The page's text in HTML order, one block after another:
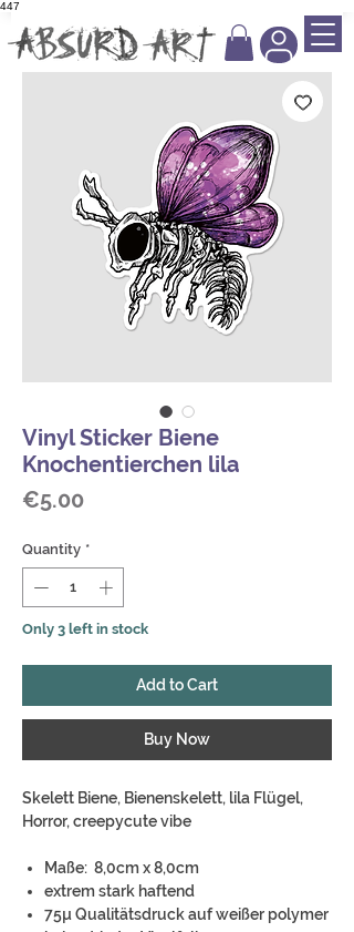
447
Vinyl Sticker Biene
Knochentierchen lila
€5.00Price
Quantity *
Only 3 left in stock
Add to Cart
Buy Now
Skelett Biene, Bienenskelett, lila Flügel,
Horror, creepycute vibe
Maße: 8,0cm x 8,0cm
extrem stark haftend
75µ Qualitätsdruck auf weißer polymer